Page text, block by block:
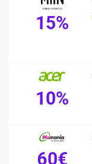
15%
10%
60€